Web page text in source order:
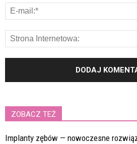
ZOBACZ TEŻ
Implanty zębów — nowoczesne